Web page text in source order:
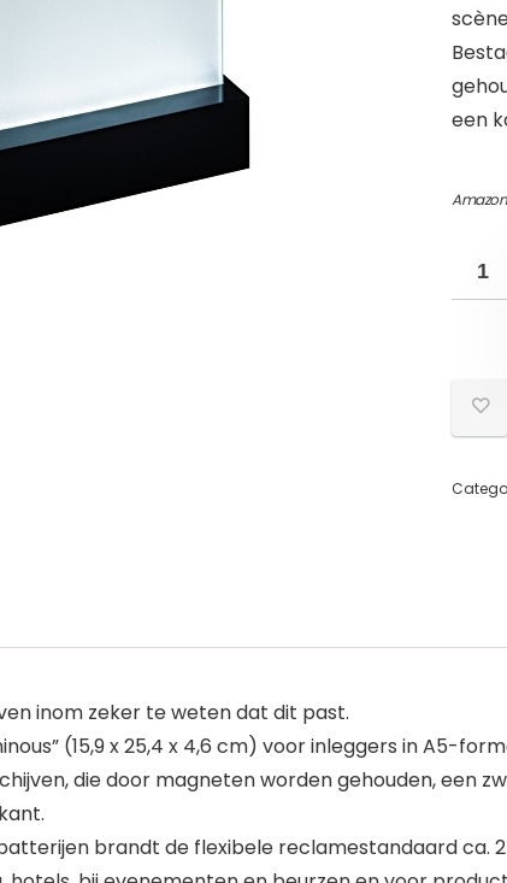
een
inom zeker te weten dat dit past.
(15,9 x 25,4 x 4,6 cm) voor inleggers in A5-
die door magneten worden gehouden, een
brandt de flexibele reclamestandaard ca.